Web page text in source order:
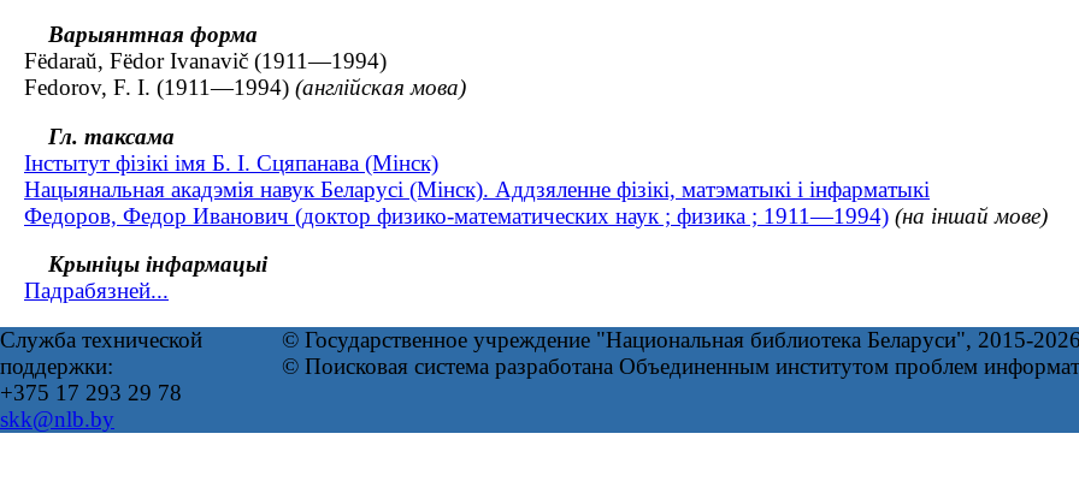
Варыянтная форма
Fëdaraŭ, Fëdor Іvanavіč (1911—1994)
Fedorov, F. I. (1911—1994) (англійская мова)
Гл. таксама
Інстытут фізікі імя Б. І. Сцяпанава (Мінск)
Нацыянальная акадэмія навук Беларусі (Мінск). Аддзяленне фізікі, матэматыкі і інфарматыкі
Федоров, Федор Иванович (доктор физико-математических наук ; физика ; 1911—1994) (на іншай мове)
Крыніцы інфармацыі
Падрабязней...
Служба технической
поддержки:
+375 17 293 29 78
skk@nlb.by
© Государственное учреждение "Национальная библиотека Беларуси", 2015-2026
© Поисковая система разработана Объединенным институтом проблем